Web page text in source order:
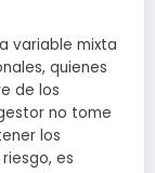
variable mixta
quienes
de los
no tome
los
es